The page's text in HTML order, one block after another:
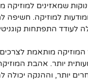
שמאזינים למוזיקה
למוזיקה. חשיפה
לעודד התפתחות
מותאמת לצרכים
יותר. אהבת
יותר, וההנקה יכולה